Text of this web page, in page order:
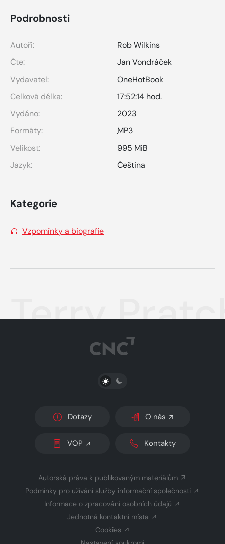
Podrobnosti
Autoři:
Rob Wilkins
Čte:
Jan Vondráček
Vydavatel:
OneHotBook
Celková délka:
17:52:14 hod.
Vydáno:
2023
Formáty:
MP3
Velikost:
995 MiB
Jazyk:
Čeština
Kategorie
Vzpomínky a biografie
Terry
PŘEPNOUT SVĚTLÝ/TMAVÝ REŽIM
Dotazy O nás
VOP Kontakty
Autorská práva k publikovaným materiálům
Podmínky pro užívání služby informační společnosti
Informace o zpracování osobních údajů
Jednotná kontaktní místa
Cookies